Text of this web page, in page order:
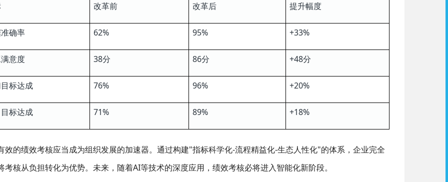
改革前 改革后 提升幅度
确率 62% 95% +33%
意度 38分 86分 +48分
标达成 76% 96% +20%
标达成 71% 89% +18%
效的绩效考核应当成为组织发展的加速器。通过构建"指标科学化-流程精益化-生态人性化"的体系，企业完全
考核从负担转化为优势。未来，随着AI等技术的深度应用，绩效考核必将进入智能化新阶段。